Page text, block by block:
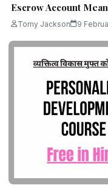
Escrow Account
Tomy Jackson 9